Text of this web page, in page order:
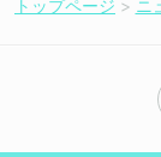
トップページ ニ